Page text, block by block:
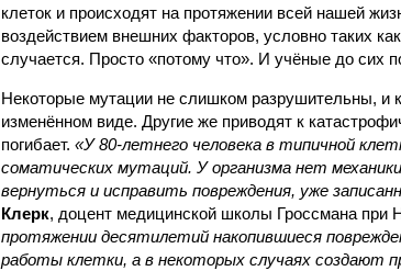
клеток и происходят на протяжении всей нашей
воздействием внешних факторов, условно таких
случается. Просто «потому что». И учёные до сих
Некоторые мутации не слишком разрушительны, и
изменённом виде. Другие же приводят к
погибает. «У 80-летнего человека в типичной
соматических мутаций. У организма нет
вернуться и исправить повреждения, уже
Клерк, доцент медицинской школы Гроссмана при
протяжении десятилетий накопившиеся
работы клетки, а в некоторых случаях создают